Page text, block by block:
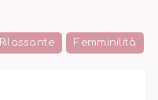
Rilassante Femminilità